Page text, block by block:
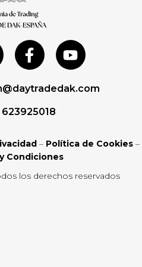
– Política de Cookies–
Condiciones
los derechos reservados